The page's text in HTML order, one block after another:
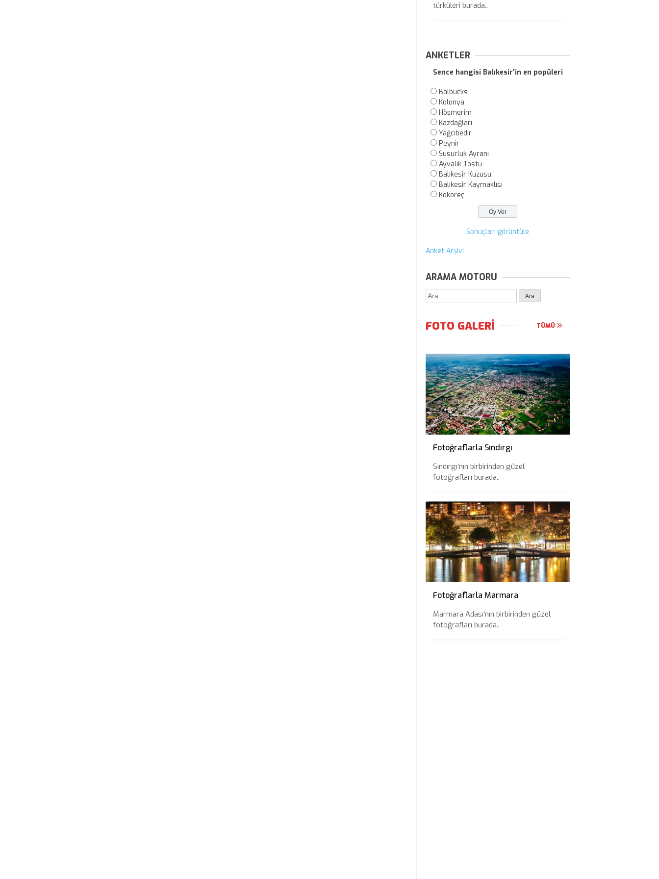
türküleri burada..
ANKETLER
Sence hangisi Balıkesir'in en popüleri
Balbucks
Kolonya
Höşmerim
Kazdağları
Yağcıbedir
Peynir
Susurluk Ayranı
Ayvalık Tostu
Balıkesir Kuzusu
Balıkesir Kaymaklısı
Kokoreç
Sonuçları görüntüle
Anket Arşivi
ARAMA MOTORU
Arama:
FOTO GALERİ TÜMÜ
Fotoğraflarla Sındırgı
Sındırgı'nın birbirinden güzel
fotoğrafları burada..
Fotoğraflarla Marmara
Marmara Adası'nın birbirinden güzel
fotoğrafları burada..